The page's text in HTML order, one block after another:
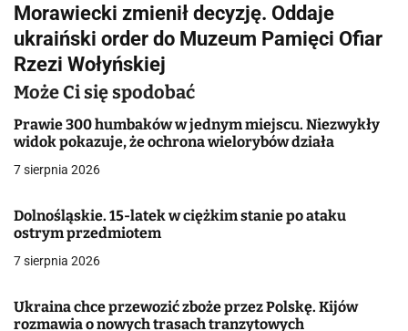
w
i
g
a
c
a
w
Morawiecki zmienił decyzję. Oddaje
ukraiński order do Muzeum Pamięci Ofiar
Rzezi Wołyńskiej
Może Ci się spodobać
Prawie 300 humbaków w jednym miejscu. Niezwykły
widok pokazuje, że ochrona wielorybów działa
7 sierpnia 2026
Dolnośląskie. 15-latek w ciężkim stanie po ataku
ostrym przedmiotem
7 sierpnia 2026
Ukraina chce przewozić zboże przez Polskę. Kijów
rozmawia o nowych trasach tranzytowych